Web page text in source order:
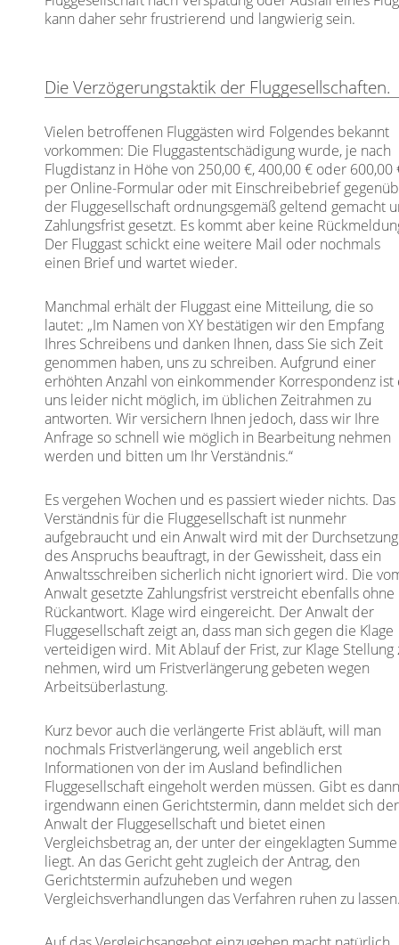
kann daher sehr frustrierend und langwierig sein.
Die Verzögerungstaktik der Fluggesellschaften.
Vielen betroffenen Fluggästen wird Folgendes bekannt
vorkommen: Die Fluggastentschädigung wurde, je nach
Flugdistanz in Höhe von 250,00 €, 400,00 € oder 600,00
per Online-Formular oder mit Einschreibebrief
der Fluggesellschaft ordnungsgemäß geltend gemacht
Zahlungsfrist gesetzt. Es kommt aber keine
Der Fluggast schickt eine weitere Mail oder nochmals
einen Brief und wartet wieder.
Manchmal erhält der Fluggast eine Mitteilung, die so
lautet: „Im Namen von XY bestätigen wir den Empfang
Ihres Schreibens und danken Ihnen, dass Sie sich Zeit
genommen haben, uns zu schreiben. Aufgrund einer
erhöhten Anzahl von einkommender Korrespondenz ist
uns leider nicht möglich, im üblichen Zeitrahmen zu
antworten. Wir versichern Ihnen jedoch, dass wir Ihre
Anfrage so schnell wie möglich in Bearbeitung nehmen
werden und bitten um Ihr Verständnis.“
Es vergehen Wochen und es passiert wieder nichts. Das
Verständnis für die Fluggesellschaft ist nunmehr
aufgebraucht und ein Anwalt wird mit der Durchsetzung
des Anspruchs beauftragt, in der Gewissheit, dass ein
Anwaltsschreiben sicherlich nicht ignoriert wird. Die
Anwalt gesetzte Zahlungsfrist verstreicht ebenfalls ohne
Rückantwort. Klage wird eingereicht. Der Anwalt der
Fluggesellschaft zeigt an, dass man sich gegen die Klage
verteidigen wird. Mit Ablauf der Frist, zur Klage Stellung
nehmen, wird um Fristverlängerung gebeten wegen
Arbeitsüberlastung.
Kurz bevor auch die verlängerte Frist abläuft, will man
nochmals Fristverlängerung, weil angeblich erst
Informationen von der im Ausland befindlichen
Fluggesellschaft eingeholt werden müssen. Gibt es
irgendwann einen Gerichtstermin, dann meldet sich der
Anwalt der Fluggesellschaft und bietet einen
Vergleichsbetrag an, der unter der eingeklagten Summe
liegt. An das Gericht geht zugleich der Antrag, den
Gerichtstermin aufzuheben und wegen
Vergleichsverhandlungen das Verfahren ruhen zu